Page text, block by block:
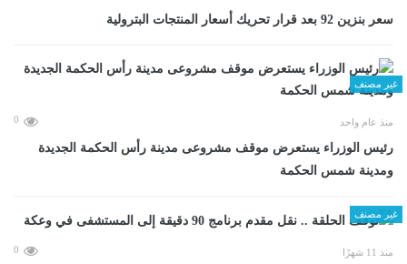
سعر بنزين 92 بعد قرار تحريك أسعار المنتجات البترولية
غير مصنف
منذ عام واحد 0
رئيس الوزراء يستعرض موقف مشروعى مدينة رأس الحكمة الجديدة
ومدينة شمس الحكمة
غير مصنف
منذ 11 شهرًا 0